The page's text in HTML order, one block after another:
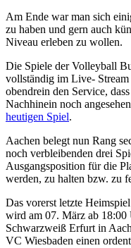
Am Ende war man sich
zu haben und gern auch
Niveau erleben zu wollen.
Die Spiele der Volleyball
vollständig im Live-
obendrein den Service,
Nachhinein noch
heutigen Spiel.
Aachen belegt nun Rang
noch verbleibenden drei
Ausgangsposition für die
werden, zu halten bzw. zu
Das vorerst letzte
wird am 07. März ab 18:00
Schwarzweiß Erfurt in
VC Wiesbaden einen